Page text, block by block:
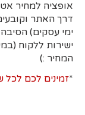
אופציה למחיר
ימי עסקים)
ישירות ללקוח
המחיר :)
*זמינים לכם